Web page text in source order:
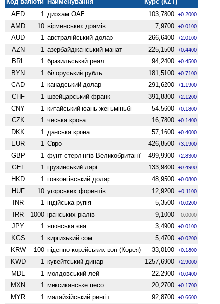
Код валюти Найменування
Курс (KZT)
AED
1 дирхам ОАЕ 103,7800 +0.2000
AMD 10 вiрменських драмів 7,9700 +0.0100
AUD 1 австралійський долар 266,6400 +2.0100
AZN 1 азербайджанський манат 225,1500 +0.4400
BRL 1 бразильський реал 94,2400 +0.4500
BYN 1 білоруський рубль 181,5100 +0.7100
CAD 1 канадський долар 291,6200 +1.1900
CHF 1 швейцарський франк 391,8800 +2.1200
CNY 1 китайський юань женьмiньбi 54,5600 +0.1800
CZK 1 чеська крона 16,7800 +0.1400
DKK 1 данська крона 57,1600 +0.4000
EUR 1 Євро 426,8500 +3.1900
GBP 1 фунт стерлінгів Велико­британії 499,9900 +2.8300
GEL 1 грузинський ларі 133,9800 +0.4900
HKD 1 гонконгівський долар 48,9500 +0.0800
HUF 10 угорських форинтів 12,9200 +0.1100
INR 1 індійська рупія 5,3500 +0.0200
IRR 1000 іранських ріалів 9,1000 0.0000
JPY 1 японська єна 3,4900 +0.0100
KGS 1 киргизький сом 5,4700 +0.0200
KRW 100 піденно-корейських вон (Корея) 33,0100 +0.1800
KWD 1 кувейтський динар 1257,6900 +2.9000
MDL 1 молдовський лей 22,2900 +0.0400
MXN 1 мексиканське песо 20,2700 +0.1700
MYR 1 малайзійський рингіт 92,8700 +0.6600